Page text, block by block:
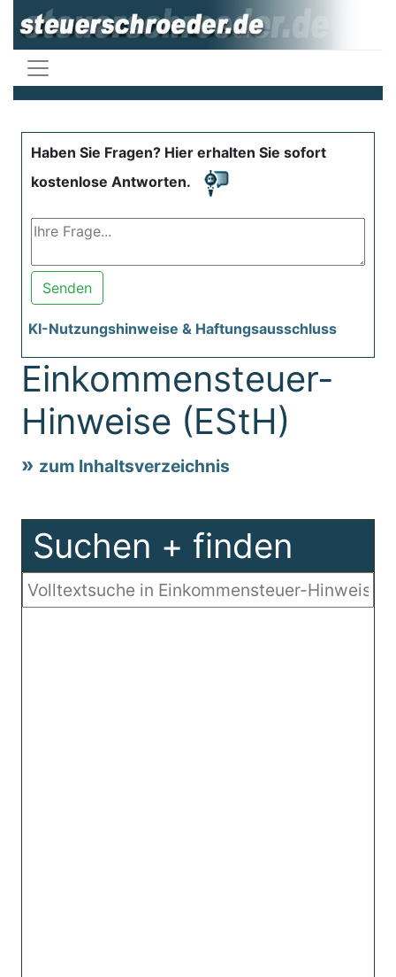
Haben Sie Fragen? Hier erhalten Sie sofort
kostenlose Antworten.
Senden
KI-Nutzungshinweise & Haftungsausschluss
Einkommensteuer-
Hinweise (EStH)
zum Inhaltsverzeichnis
Suchen + finden